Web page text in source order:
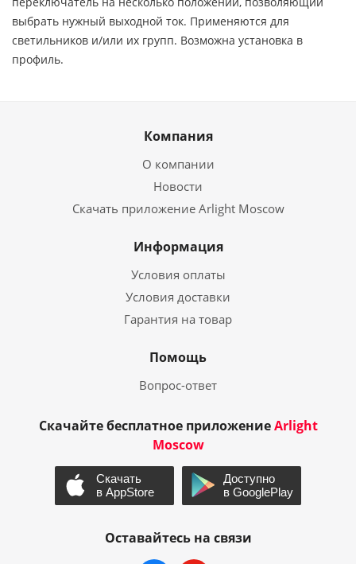
выбрать нужный выходной ток. Применяются для
светильников и/или их групп. Возможна установка в
профиль.
Компания
О компании
Новости
Скачать приложение Arlight Moscow
Информация
Условия оплаты
Условия доставки
Гарантия на товар
Помощь
Вопрос-ответ
Скачайте бесплатное приложениеArlight
Moscow
Оставайтесь на связи